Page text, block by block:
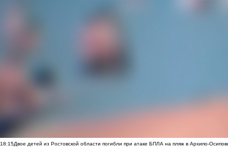
18:15Двое детей из Ростовской области погибли при атаке БПЛА на пляж в Архипо-